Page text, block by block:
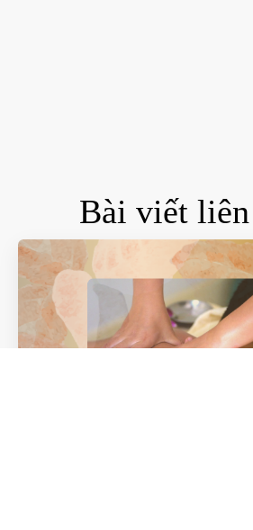
Bài viết liên